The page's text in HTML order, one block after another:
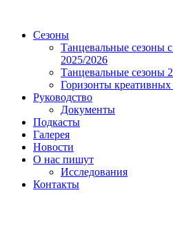
Сезоны
Танцевальные сезоны
2025/2026
Танцевальные сезоны
Горизонты
Руководство
Документы
Подкасты
Галерея
Новости
О нас пишут
Исследования
Контакты